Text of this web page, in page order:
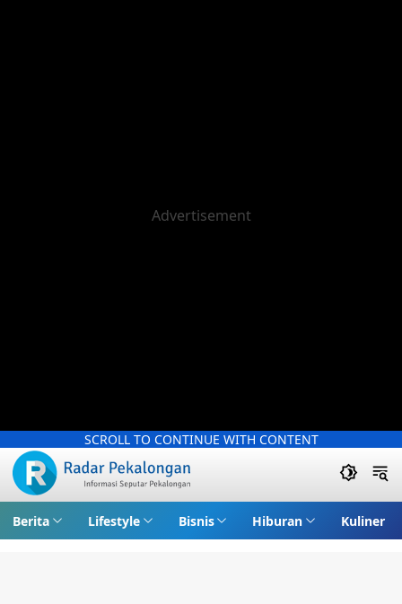
SCROLL TO CONTINUE WITH CONTENT
Berita Lifestyle Bisnis Hiburan Kuliner